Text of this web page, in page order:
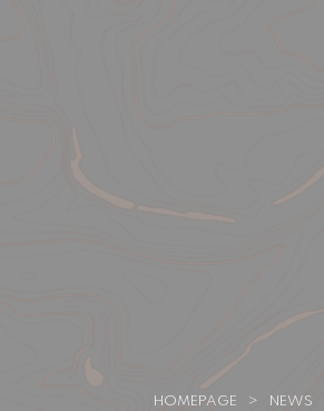
HOMEPAGE > NEWS